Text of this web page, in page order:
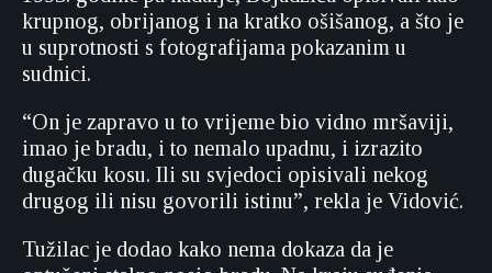
krupnog, obrijanog i na kratko ošišanog, a što je
u suprotnosti s fotografijama pokazanim u
sudnici.
“On je zapravo u to vrijeme bio vidno mršaviji,
imao je bradu, i to nemalo upadnu, i izrazito
dugačku kosu. Ili su svjedoci opisivali nekog
drugog ili nisu govorili istinu”, rekla je Vidović.
Tužilac je dodao kako nema dokaza da je